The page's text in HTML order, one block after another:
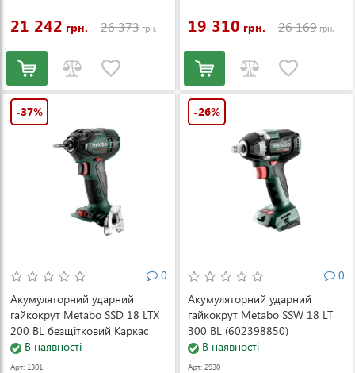
21 242 грн. 26 373грн. 19 310 грн. 26 169грн.
-37%
0
Акумуляторний ударний
гайкокрут Metabo SSD 18 LTX
200 BL безщітковий Каркас
(602396890)
В наявності
Арт: 1301
-26%
0
Акумуляторний ударний
гайкокрут Metabo SSW 18 LT
300 BL (602398850)
В наявності
Арт: 2930